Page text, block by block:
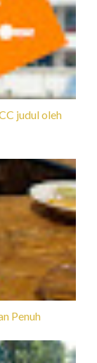
judul oleh
Penuh